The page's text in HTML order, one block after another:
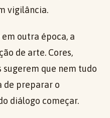
vigilância.
outra época, a
de arte. Cores,
que nem tudo
de preparar o
diálogo começar.